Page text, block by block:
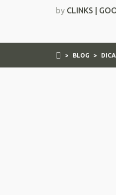
by CLINKS |
> BLOG >